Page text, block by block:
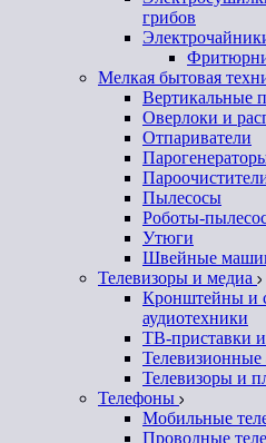
грибов
Мелкая бытовая
Вертикальные
Оверлоки и
Отпариватели
Пылесосы
Роботы-
Утюги
Швейные
Телевизоры и медиа
Кронштейны и
аудиотехники
ТВ-приставки
Телевизоры и
Телефоны
Мобильные
Проводные